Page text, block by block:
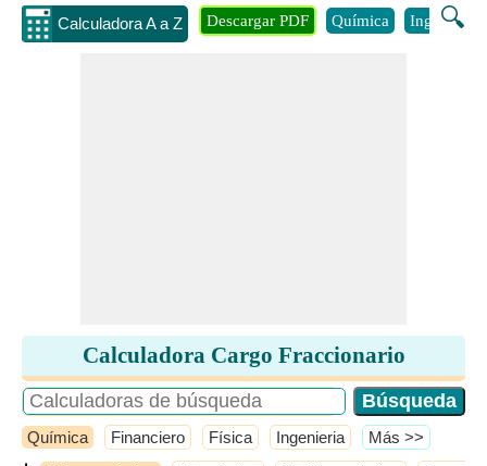
Calculadora A a Z 🔍
Descargar PDF Química Ingenieria
Calculadora Cargo Fraccionario
Química Financiero Física Ingenieria ​Más >>